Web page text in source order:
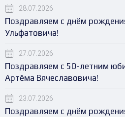
28.07.2026
Поздравляем с днём
Ульфатовича!
27.07.2026
Поздравляем с 50-летним
Артёма Вячеславовича!
23.07.2026
Поздравляем с днём